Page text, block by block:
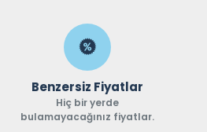
Benzersiz Fiyatlar
Hiç bir yerde
bulamayacağınız fiyatlar.